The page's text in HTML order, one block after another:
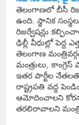
తెలంగాణలో బీసీ
ఉంది. స్థానిక
రిజర్వేషన్లు
ఢిల్లీ వీధుల్లో పెద్ద
తెలంగాణ
మంత్రులు,
ఇతర పార్టీల
రాష్ట్రపతి వద్ద
ఆమోదించాలని
తరలిరావాలని మంత్రి